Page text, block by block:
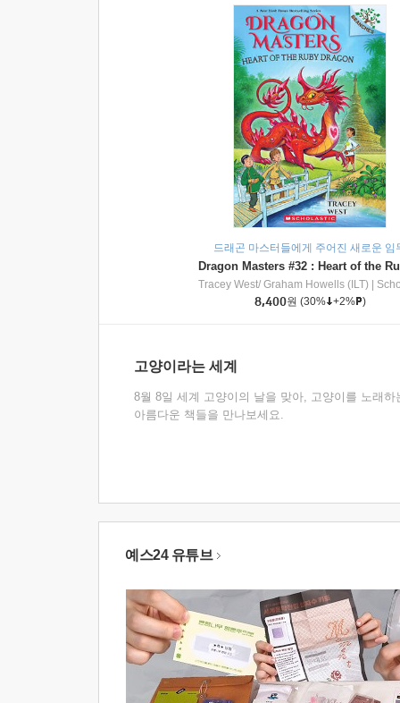
드래곤 마스터들에게 주어진 새로운 임
Tracey West/ Graham Howells (ILT)
8,400원 (30% +2% )
고양이라는 세계
8월 8일 세계 고양이의 날을 맞아, 고양이를 노래하
아름다운 책들을 만나보세요.
예스24 유튜브